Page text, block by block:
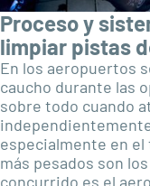
Proceso y
limpiar pistas
En los aeropuertos
caucho durante las
sobre todo cuando
especialmente en
más pesados son
concurrido es el